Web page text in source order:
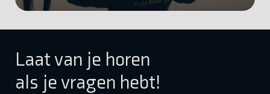
Laat van je horen
als je vragen hebt!